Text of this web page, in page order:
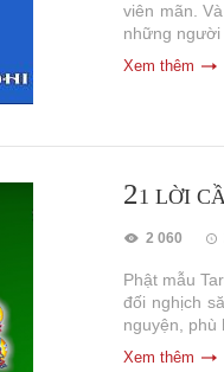
viên mãn.
những
Xem thêm
21 LỜI
2 060
Phật mẫu
đối nghịch
nguyện, phù
Xem thêm